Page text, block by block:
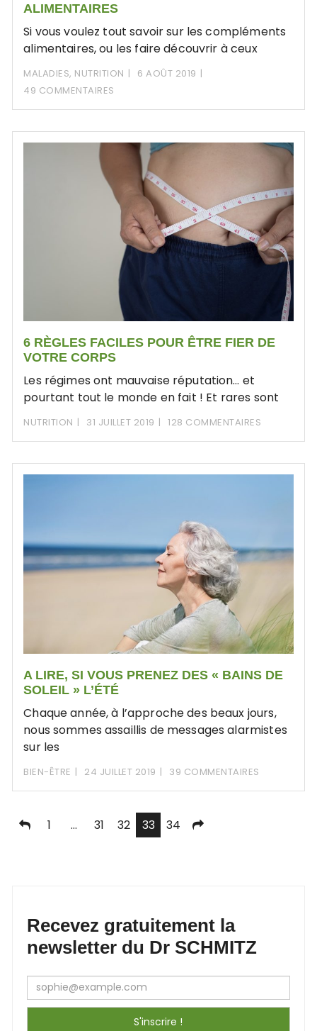
ALIMENTAIRES
Si vous voulez tout savoir sur les compléments
alimentaires, ou les faire découvrir à ceux
MALADIES, NUTRITION
6 AOÛT 2019
49 COMMENTAIRES
6 RÈGLES FACILES POUR ÊTRE FIER DE
VOTRE CORPS
Les régimes ont mauvaise réputation… et
pourtant tout le monde en fait ! Et rares sont
NUTRITION 31 JUILLET 2019 128 COMMENTAIRES
A LIRE, SI VOUS PRENEZ DES « BAINS DE
SOLEIL » L’ÉTÉ
Chaque année, à l’approche des beaux jours,
nous sommes assaillis de messages alarmistes
sur les
BIEN-ÊTRE 24 JUILLET 2019 39 COMMENTAIRES
Pagination
1 … 31 32 33 34
Recevez gratuitement la
newsletter du Dr SCHMITZ